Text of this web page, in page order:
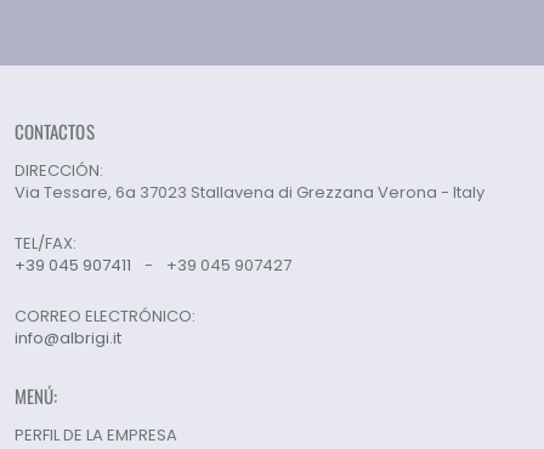
CONTACTOS
DIRECCIÓN:
Via Tessare, 6a 37023 Stallavena di Grezzana Verona - Italy
TEL/FAX:
+39 045 907411
- +39 045 907427
CORREO ELECTRÓNICO:
info@albrigi.it
MENÚ:
PERFIL DE LA EMPRESA